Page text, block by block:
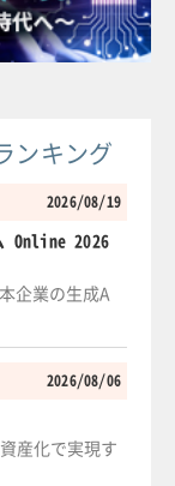
ンキング
2026/08/19
Online 2026
企業の生成A
2026/08/06
産化で実現す